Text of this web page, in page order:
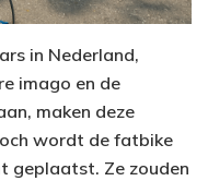
in Nederland,
imago en de
maken deze
wordt de fatbike
geplaatst. Ze zouden